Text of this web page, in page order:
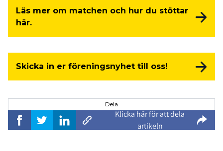
Läs mer om matchen och hur du stöttar
här.
Skicka in er föreningsnyhet till oss!
Dela
Klicka här för att dela
artikeln